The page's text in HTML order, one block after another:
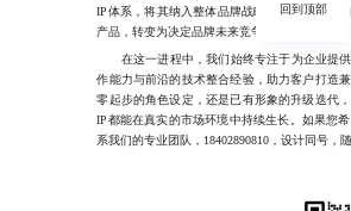
IP体系，将其纳入整体品牌战略，便能在激烈
产品，转变为决定品牌未来竞争力的核心资产。
在这一进程中，我们始终专注于为企业提供
作能力与前沿的技术整合经验，助力客户打造
零起步的角色设定，还是已有形象的升级迭代
IP都能在真实的市场环境中持续生长。如果您
系我们的专业团队，18402890810，设计同号，
回到顶部